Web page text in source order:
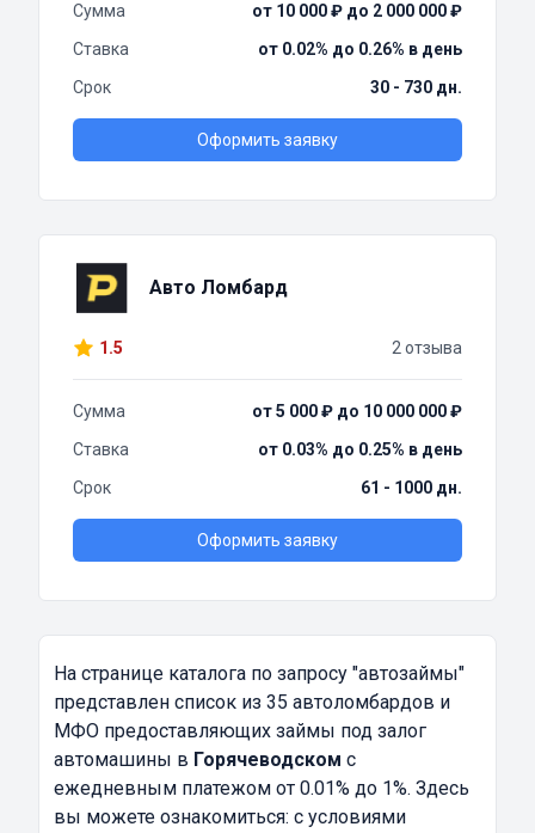
Сумма
от 10 000 ₽ до 2 000 000 ₽
Ставка
от 0.02% до 0.26% в день
Срок
30 - 730 дн.
Оформить заявку
Авто Ломбард
1.5 2 отзыва
Сумма
от 5 000 ₽ до 10 000 000 ₽
Ставка
от 0.03% до 0.25% в день
Срок
61 - 1000 дн.
Оформить заявку
На странице каталога по запросу "автозаймы"
представлен список из 35 автоломбардов и
МФО предоставляющих займы под залог
автомашины в Горячеводском с
ежедневным платежом от 0.01% до 1%. Здесь
вы можете ознакомиться: с условиями